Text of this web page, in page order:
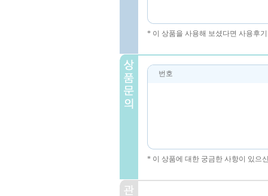
* 이 상품을 사용해 보셨다면 사용후
번호
* 이 상품에 대한 궁금한 사항이 있으